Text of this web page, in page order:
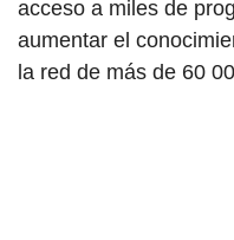
acceso a miles de
aumentar el
la red de más de 60